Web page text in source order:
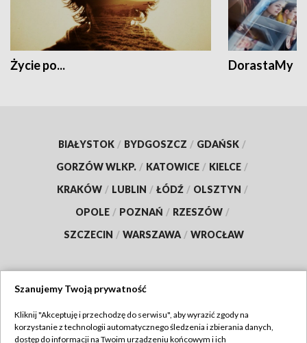
Życie po... DorastaMy
BIAŁYSTOK / BYDGOSZCZ / GDAŃSK /
GORZÓW WLKP. / KATOWICE / KIELCE /
KRAKÓW / LUBLIN / ŁÓDŹ / OLSZTYN /
OPOLE / POZNAŃ / RZESZÓW /
SZCZECIN / WARSZAWA / WROCŁAW
TVP
Szanujemy Twoją prywatność
Kliknij "Akceptuję i przechodzę do serwisu", aby wyrazić zgody na
korzystanie z technologii automatycznego śledzenia i zbierania danych,
dostęp do informacji na Twoim urządzeniu końcowym i ich